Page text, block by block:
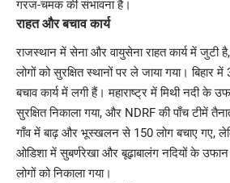
गरज-चमक की संभावना है।
राहत और बचाव कार्य
राजस्थान में सेना और वायुसेना राहत कार्य में जुटी
लोगों को सुरक्षित स्थानों पर ले जाया गया।
बचाव कार्य में लगी हैं। महाराष्ट्र में मिथी नदी के
सुरक्षित निकाला गया, और NDRF की पाँच टीमें
गाँव में बाढ़ और भूस्खलन से 150 लोग बचाए गए,
ओडिशा में सुबर्णरेखा और बूढ़ाबालंग नदियों के
लोगों को निकाला गया।